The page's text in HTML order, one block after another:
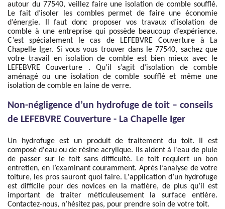
autour du 77540, veillez faire une isolation de comble soufflé.
Le fait d’isoler les combles permet de faire une économie
d’énergie. Il faut donc proposer vos travaux d’isolation de
comble à une entreprise qui possède beaucoup d’expérience.
C’est spécialement le cas de LEFEBVRE Couverture à La
Chapelle Iger. Si vous vous trouver dans le 77540, sachez que
votre travail en isolation de comble est bien mieux avec le
LEFEBVRE Couverture . Qu’il s’agit d’isolation de comble
aménagé ou une isolation de comble soufflé et même une
isolation de comble en laine de verre.
Non-négligence d’un hydrofuge de toit – conseils
de LEFEBVRE Couverture - La Chapelle Iger
Un hydrofuge est un produit de traitement du toit. Il est
composé d'eau ou de résine acrylique. Ils aident à l'eau de pluie
de passer sur le toit sans difficulté. Le toit requiert un bon
entretien, en l’examinant couramment. Après l’analyse de votre
toiture, les pros sauront quoi faire. L'application d’un hydrofuge
est difficile pour des novices en la matière, de plus qu’il est
important de traiter méticuleusement la surface entière.
Contactez-nous, n’hésitez pas, pour prendre soin de votre toit.